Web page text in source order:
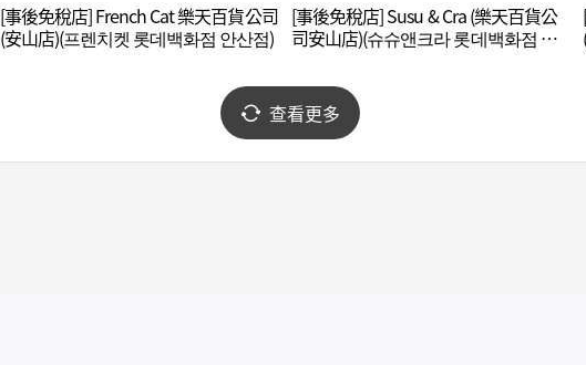
[事後免稅店] French Cat 樂天百貨公司
(安山店)(프렌치켓 롯데백화점 안산점)
[事後免稅店] Susu & Cra (樂天百貨公
司安山店)(슈슈앤크라 롯데백화점 안
查看更多